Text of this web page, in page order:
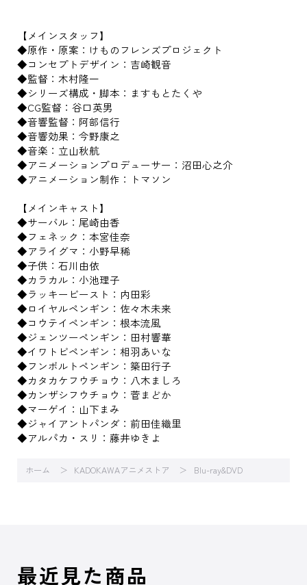
【メインスタッフ】
◆原作・原案：けものフレンズプロジェクト
◆コンセプトデザイン：吉崎観音
◆監督：木村隆一
◆シリーズ構成・脚本：ますもとたくや
◆CG監督：谷口英男
◆音響監督：阿部信行
◆音響効果：今野康之
◆音楽：立山秋航
◆アニメーションプロデューサー：沼田心之介
◆アニメーション制作：トマソン
【メインキャスト】
◆サーバル：尾崎由香
◆フェネック：本宮佳奈
◆アライグマ：小野早稀
◆子供：石川由依
◆カラカル：小池理子
◆ラッキービースト：内田彩
◆ロイヤルペンギン：佐々木未来
◆コウテイペンギン：根本流風
◆ジェンツーペンギン：田村響華
◆イワトビペンギン：相羽あいな
◆フンボルトペンギン：築田行子
◆カタカケフウチョウ：八木ましろ
◆カンザシフウチョウ：菅まどか
◆マーゲイ：山下まみ
◆ジャイアントパンダ：前田佳織里
◆アルパカ・スリ：藤井ゆきよ
ホーム KADOKAWAアニメストア Blu-ray&DVD
最近見た商品